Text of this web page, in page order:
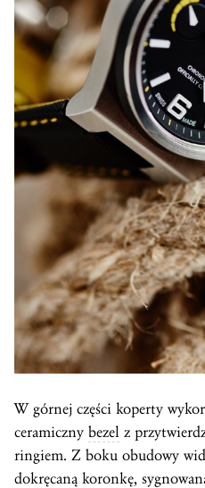
W górnej części koperty
ceramiczny bezel z
ringiem. Z boku obudowy
dokręcaną koronkę,